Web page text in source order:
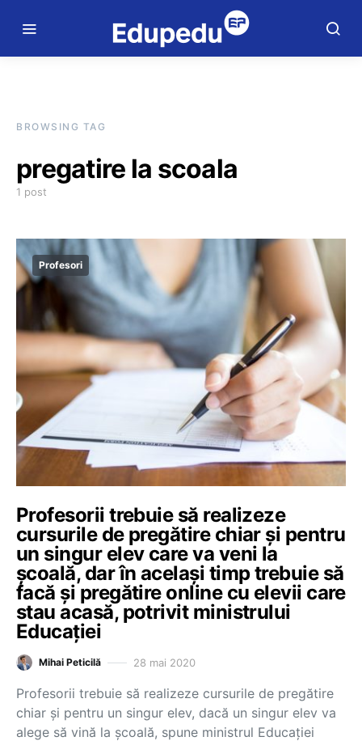
BROWSING TAG
pregatire la scoala
1 post
Profesori
Profesorii trebuie să realizeze
cursurile de pregătire chiar și pentru
un singur elev care va veni la
școală, dar în același timp trebuie să
facă și pregătire online cu elevii care
stau acasă, potrivit ministrului
Educației
Mihai Peticilă 28 mai 2020
Profesorii trebuie să realizeze cursurile de pregătire
chiar și pentru un singur elev, dacă un singur elev va
alege să vină la școală, spune ministrul Educației